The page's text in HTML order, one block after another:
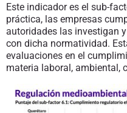
Este indicador es el sub-
práctica, las empresas
autoridades las investigan
con dicha normatividad.
evaluaciones en el
materia laboral, ambiental,